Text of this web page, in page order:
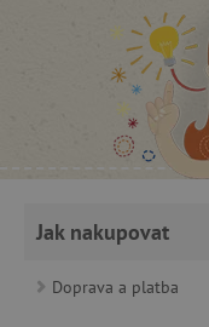
Jak nakupovat
Doprava a platba
_lb_ccc